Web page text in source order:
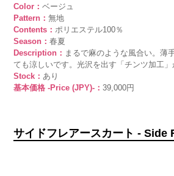
Color：ベージュ
Pattern：無地
Contents：ポリエステル100％
Season：春夏
Description： まるで麻のような風合い。薄
ても涼しいです。光沢を出す「チンツ加工」
Stock：あり
基本価格 -Price (JPY)-：39,000円
サイドフレアースカート - Side